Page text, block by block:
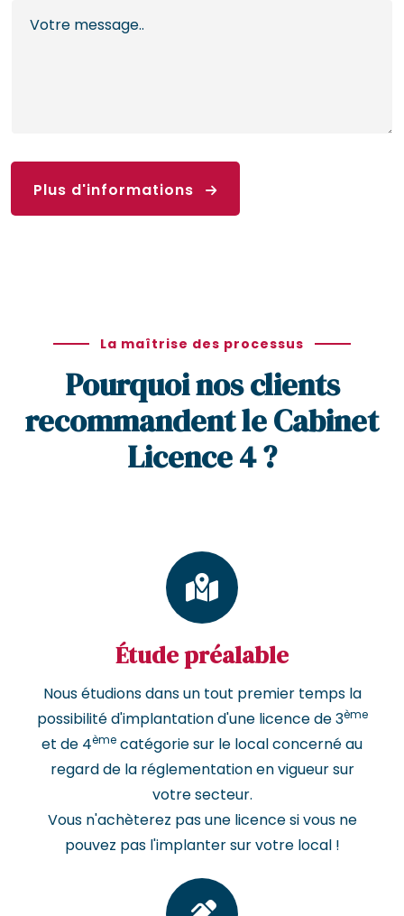
Plus d'informations
La maîtrise des processus
Pourquoi nos clients
recommandent le Cabinet
Licence 4 ?
Étude préalable
Nous étudions dans un tout premier temps la
possibilité d'implantation d'une licence de 3ème
et de 4ème catégorie sur le local concerné au
regard de la réglementation en vigueur sur
votre secteur.
Vous n'achèterez pas une licence si vous ne
pouvez pas l'implanter sur votre local !